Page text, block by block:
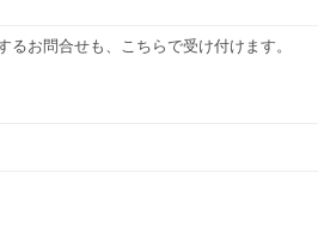
お問合せも、こちらで受け付けます。